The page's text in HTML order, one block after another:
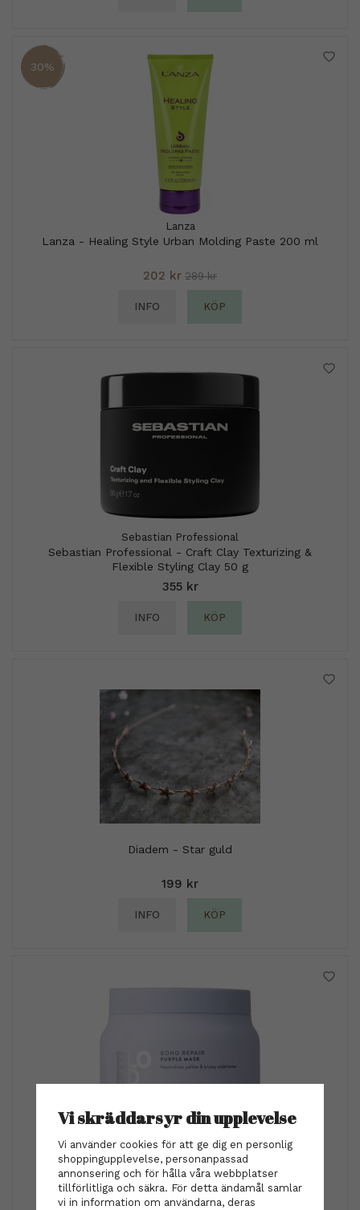
30%
Lanza
Lanza - Healing Style Urban Molding Paste 200 ml
202 kr 289 kr
INFO KÖP
Sebastian Professional
Sebastian Professional - Craft Clay Texturizing &
Flexible Styling Clay 50 g
355 kr
INFO KÖP
Diadem - Star guld
199 kr
INFO KÖP
Schwarzkopf
Schwarzkopf - BLONDME Purple Mask 200 ml
339 kr
Vi skräddarsyr din upplevelse
Vi använder cookies för att ge dig en personlig
shoppingupplevelse, personanpassad
annonsering och för hålla våra webbplatser
tillförlitliga och säkra. För detta ändamål samlar
vi in information om användarna, deras